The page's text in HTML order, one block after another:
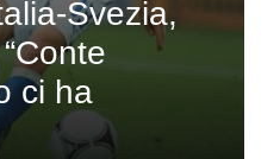
Svezia,
ci ha